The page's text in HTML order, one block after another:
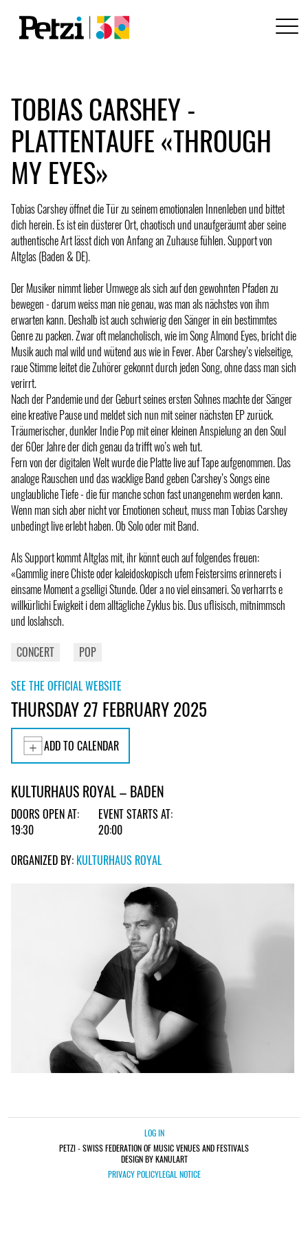
TOBIAS CARSHEY -
PLATTENTAUFE «THROUGH
MY EYES»
Tobias Carshey öffnet die Tür zu seinem emotionalen Innenleben und bittet
dich herein. Es ist ein düsterer Ort, chaotisch und unaufgeräumt aber seine
authentische Art lässt dich von Anfang an Zuhause fühlen. Support von
Altglas (Baden & DE).
Der Musiker nimmt lieber Umwege als sich auf den gewohnten Pfaden zu
bewegen - darum weiss man nie genau, was man als nächstes von ihm
erwarten kann. Deshalb ist auch schwierig den Sänger in ein bestimmtes
Genre zu packen. Zwar oft melancholisch, wie im Song Almond Eyes, bricht die
Musik auch mal wild und wütend aus wie in Fever. Aber Carshey’s vielseitige,
raue Stimme leitet die Zuhörer gekonnt durch jeden Song, ohne dass man sich
verirrt.
Nach der Pandemie und der Geburt seines ersten Sohnes machte der Sänger
eine kreative Pause und meldet sich nun mit seiner nächsten EP zurück.
Träumerischer, dunkler Indie Pop mit einer kleinen Anspielung an den Soul
der 60er Jahre der dich genau da trifft wo’s weh tut.
Fern von der digitalen Welt wurde die Platte live auf Tape aufgenommen. Das
analoge Rauschen und das wacklige Band geben Carshey’s Songs eine
unglaubliche Tiefe - die für manche schon fast unangenehm werden kann.
Wenn man sich aber nicht vor Emotionen scheut, muss man Tobias Carshey
unbedingt live erlebt haben. Ob Solo oder mit Band.
Als Support kommt Altglas mit, ihr könnt euch auf folgendes freuen:
«Gammlig inere Chiste oder kaleidoskopisch ufem Feistersims erinnerets i
einsame Moment a gselligi Stunde. Oder a no viel einsameri. So verharrts e
willkürlichi Ewigkeit i dem alltägliche Zyklus bis. Dus uflisisch, mitnimmsch
und loslahsch.
CONCERT
POP
SEE THE OFFICIAL WEBSITE
THURSDAY 27 FEBRUARY 2025
ADD TO CALENDAR
KULTURHAUS ROYAL – BADEN
DOORS OPEN AT:
19:30
EVENT STARTS AT:
20:00
ORGANIZED BY: KULTURHAUS ROYAL
LOG IN
PETZI - SWISS FEDERATION OF MUSIC VENUES AND FESTIVALS
DESIGN BY KANULART
PRIVACY POLICYLEGAL NOTICE